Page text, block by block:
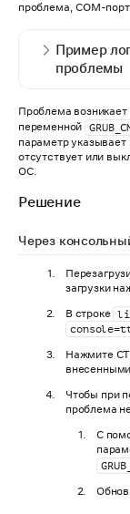
проблема, COM-
Пример
проблемы
Проблема
переменной
параметр указывает
отсутствует или
ОС.
Решение
Через
загрузки
В строке
Нажмите
Чтобы при
проблема
С